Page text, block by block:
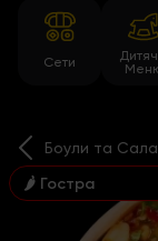
Сети
Боули та
🌶 Гостра